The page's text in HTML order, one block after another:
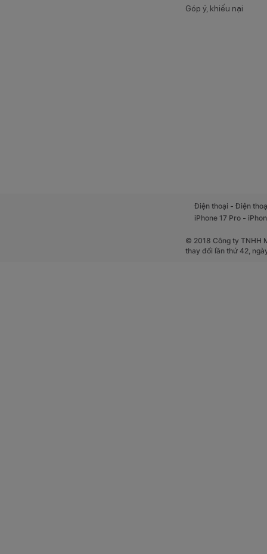
Góp ý, khiếu nại
Điện thoại -Điện
iPhone 17 Pro -
© 2018 Công ty TNHH
thay đổi lần thứ 42,